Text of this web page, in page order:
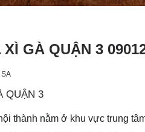
GÀ QUẬN 3
QUẬN 3
thành nằm ở khu vực trung